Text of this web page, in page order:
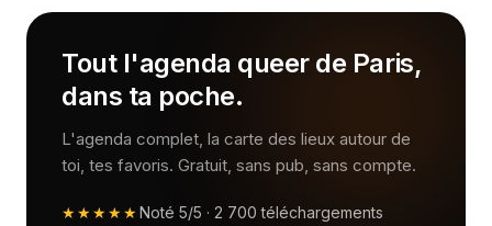
Tout l'agenda queer de Paris,
dans ta poche.
L'agenda complet, la carte des lieux autour de
toi, tes favoris. Gratuit, sans pub, sans compte.
★★★★★Noté 5/5 · 2 700 téléchargements